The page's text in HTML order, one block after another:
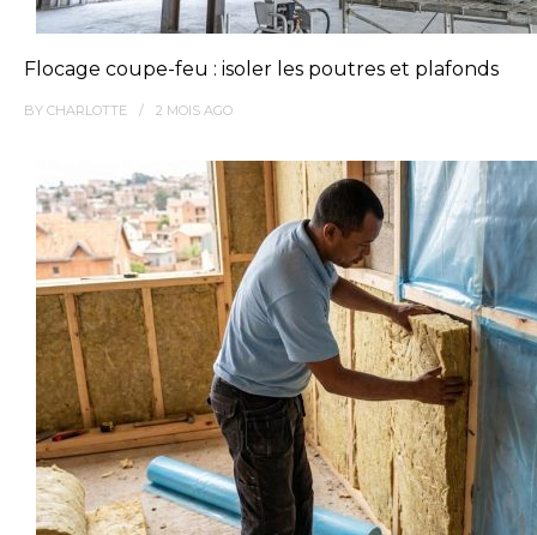
Flocage coupe-feu : isoler les poutres et plafonds
BY CHARLOTTE 2 MOIS AGO